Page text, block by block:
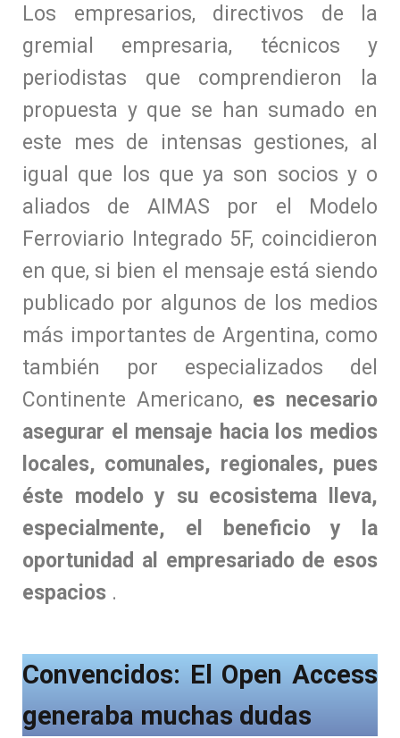
Los empresarios, directivos de la
gremial empresaria, técnicos y
periodistas que comprendieron la
propuesta y que se han sumado en
este mes de intensas gestiones, al
igual que los que ya son socios y o
aliados de AIMAS por el Modelo
Ferroviario Integrado 5F, coincidieron
en que, si bien el mensaje está siendo
publicado por algunos de los medios
más importantes de Argentina, como
también por especializados del
Continente Americano, es necesario
asegurar el mensaje hacia los medios
locales, comunales, regionales, pues
éste modelo y su ecosistema lleva,
especialmente, el beneficio y la
oportunidad al empresariado de esos
espacios .
Convencidos: El Open Access
generaba muchas dudas